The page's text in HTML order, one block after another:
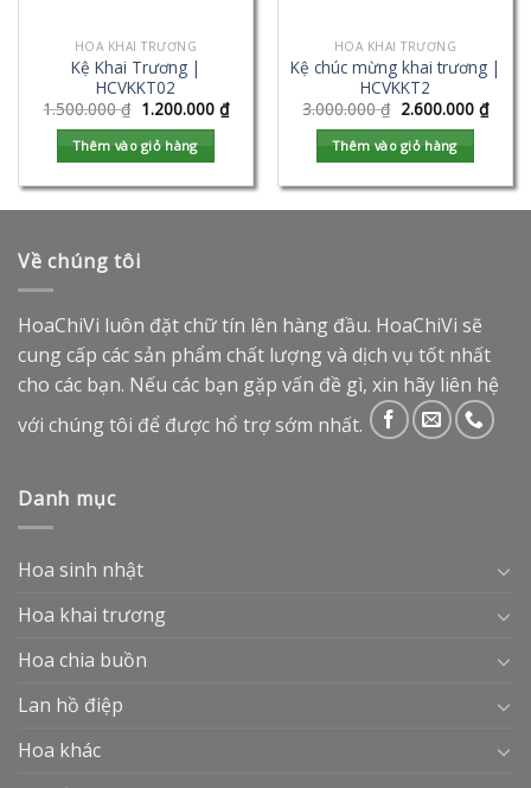
HOA KHAI TRƯƠNG
Kệ Khai Trương |
HCVKKT02
1.500.000₫ 1.200.000 ₫
Thêm vào giỏ hàng
HOA KHAI TRƯƠNG
Kệ chúc mừng khai trương |
HCVKKT2
3.000.000₫ 2.600.000 ₫
Thêm vào giỏ hàng
Về chúng tôi
HoaChiVi luôn đặt chữ tín lên hàng đầu. HoaChiVi sẽ
cung cấp các sản phẩm chất lượng và dịch vụ tốt nhất
cho các bạn. Nếu các bạn gặp vấn đề gì, xin hãy liên hệ
với chúng tôi để được hổ trợ sớm nhất.
Danh mục
Hoa sinh nhật
Hoa khai trương
Hoa chia buồn
Lan hồ điệp
Hoa khác